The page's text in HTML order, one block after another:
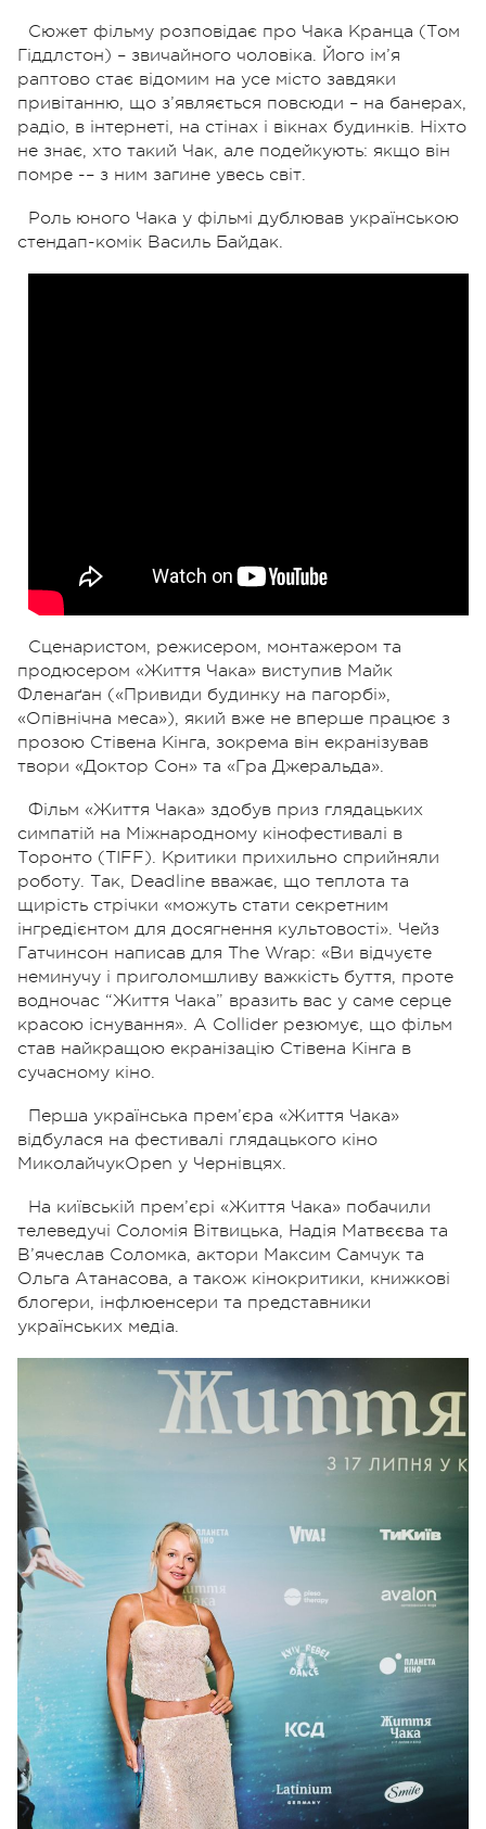
Сюжет фільму розповідає про Чака Кранца (Том
Гіддлстон) – звичайного чоловіка. Його ім’я
раптово стає відомим на усе місто завдяки
привітанню, що з’являється повсюди – на банерах,
радіо, в інтернеті, на стінах і вікнах будинків. Ніхто
не знає, хто такий Чак, але подейкують: якщо він
помре -– з ним загине увесь світ.
Роль юного Чака у фільмі дублював українською
стендап-комік Василь Байдак.
Сценаристом, режисером, монтажером та
продюсером «Життя Чака» виступив Майк
Фленаґан («Привиди будинку на пагорбі»,
«Опівнічна меса»), який вже не вперше працює з
прозою Стівена Кінга, зокрема він екранізував
твори «Доктор Сон» та «Гра Джеральда».
Фільм «Життя Чака» здобув приз глядацьких
симпатій на Міжнародному кінофестивалі в
Торонто (TIFF). Критики прихильно сприйняли
роботу. Так, Deadline вважає, що теплота та
щирість стрічки «можуть стати секретним
інгредієнтом для досягнення культовості». Чейз
Гатчинсон написав для The Wrap: «Ви відчуєте
неминучу і приголомшливу важкість буття, проте
водночас “Життя Чака” вразить вас у саме серце
красою існування». А Collider резюмує, що фільм
став найкращою екранізацію Стівена Кінга в
сучасному кіно.
Перша українська прем’єра «Життя Чака»
відбулася на фестивалі глядацького кіно
МиколайчукOpen у Чернівцях.
На київській прем’єрі «Життя Чака» побачили
телеведучі Соломія Вітвицька, Надія Матвєєва та
В’ячеслав Соломка, актори Максим Самчук та
Ольга Атанасова, а також кінокритики, книжкові
блогери, інфлюенсери та представники
українських медіа.